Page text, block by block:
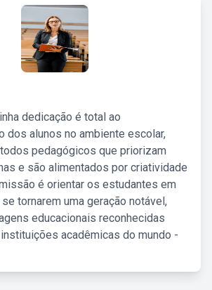
dedicação é total ao
dos alunos no ambiente escolar,
pedagógicos que priorizam
e são alimentados por criatividade
é orientar os estudantes em
tornarem uma geração notável,
educacionais reconhecidas
acadêmicas do mundo -